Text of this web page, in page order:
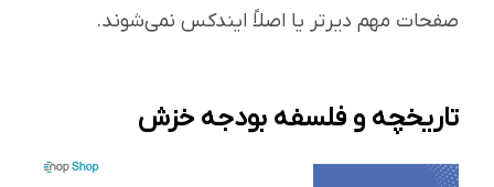
صفحات مهم دیرتر یا اصلاً ایندکس نمی‌شوند.
تاریخچه و فلسفه بودجه خزش